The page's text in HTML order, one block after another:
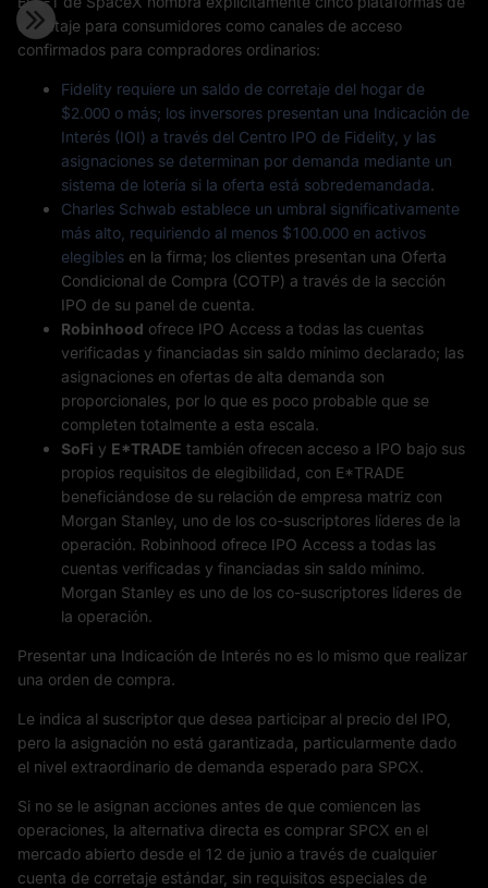
corretaje para consumidores como canales de acceso
confirmados para compradores ordinarios:
Fidelity requiere un saldo de corretaje del hogar de
$2.000 o más; los inversores presentan una Indicación de
Interés (IOI) a través del Centro IPO de Fidelity, y las
asignaciones se determinan por demanda mediante un
sistema de lotería si la oferta está sobredemandada.
Charles Schwab establece un umbral significativamente
más alto, requiriendo al menos $100.000 en activos
elegibles en la firma; los clientes presentan una Oferta
Condicional de Compra (COTP) a través de la sección
IPO de su panel de cuenta.
Robinhood ofrece IPO Access a todas las cuentas
verificadas y financiadas sin saldo mínimo declarado; las
asignaciones en ofertas de alta demanda son
proporcionales, por lo que es poco probable que se
completen totalmente a esta escala.
SoFi y E*TRADE también ofrecen acceso a IPO bajo sus
propios requisitos de elegibilidad, con E*TRADE
beneficiándose de su relación de empresa matriz con
Morgan Stanley, uno de los co-suscriptores líderes de la
operación. Robinhood ofrece IPO Access a todas las
cuentas verificadas y financiadas sin saldo mínimo.
Morgan Stanley es uno de los co-suscriptores líderes de
la operación.
Presentar una Indicación de Interés no es lo mismo que realizar
una orden de compra.
Le indica al suscriptor que desea participar al precio del IPO,
pero la asignación no está garantizada, particularmente dado
el nivel extraordinario de demanda esperado para SPCX.
Si no se le asignan acciones antes de que comiencen las
operaciones, la alternativa directa es comprar SPCX en el
mercado abierto desde el 12 de junio a través de cualquier
cuenta de corretaje estándar, sin requisitos especiales de